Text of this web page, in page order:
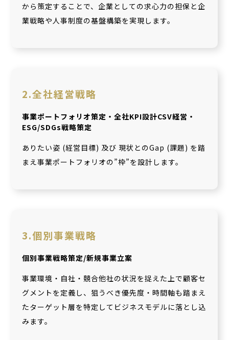
から策定することで、企業としての求心力の担保と企
業戦略や人事制度の基盤構築を実現します。
2.全社経営戦略
事業ポートフォリオ策定・全社KPI設計CSV経営・
ESG/SDGs戦略策定
ありたい姿 (経営目標) 及び 現状とのGap (課題) を踏
まえ事業ポートフォリオの”枠”を設計します。
3.個別事業戦略
個別事業戦略策定/新規事業立案
事業環境・自社・競合他社の状況を捉えた上で顧客セ
グメントを定義し、狙うべき優先度・時間軸も踏まえ
たターゲット層を特定してビジネスモデルに落とし込
みます。